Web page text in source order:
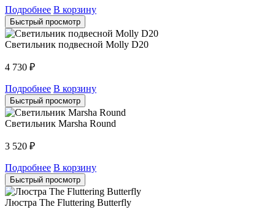
Подробнее В корзину
Быстрый просмотр
Светильник подвесной Molly D20
4 730 ₽
Подробнее В корзину
Быстрый просмотр
Светильник Marsha Round
3 520 ₽
Подробнее В корзину
Быстрый просмотр
Люстра The Fluttering Butterfly